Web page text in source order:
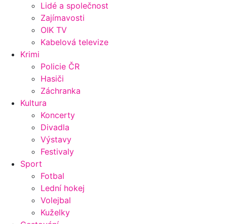
Lidé a společnost
Zajímavosti
OIK TV
Kabelová televize
Krimi
Policie ČR
Hasiči
Záchranka
Kultura
Koncerty
Divadla
Výstavy
Festivaly
Sport
Fotbal
Lední hokej
Volejbal
Kuželky